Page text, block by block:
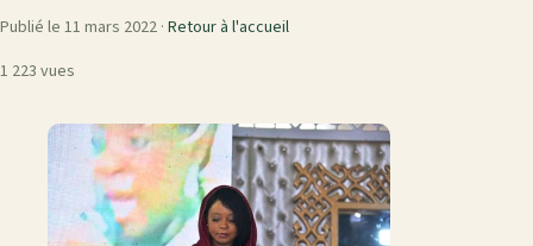
Publié le 11 mars 2022 · Retour à l'accueil
1 223 vues